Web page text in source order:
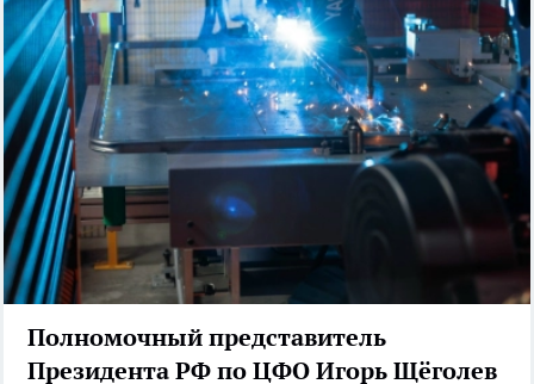
Полномочный представитель
Президента РФ по ЦФО Игорь Щёголев